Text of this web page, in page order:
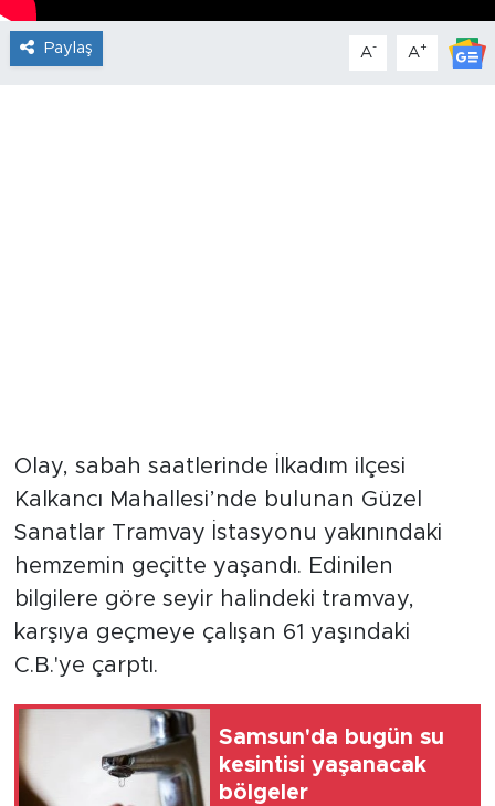
Paylaş A- A+
Olay, sabah saatlerinde İlkadım ilçesi
Kalkancı Mahallesi’nde bulunan Güzel
Sanatlar Tramvay İstasyonu yakınındaki
hemzemin geçitte yaşandı. Edinilen
bilgilere göre seyir halindeki tramvay,
karşıya geçmeye çalışan 61 yaşındaki
C.B.'ye çarptı.
Samsun'da bugün su
kesintisi yaşanacak
bölgeler